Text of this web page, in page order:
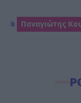
Παναγιώτης